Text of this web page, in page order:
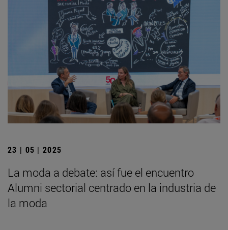
23 | 05 | 2025
La moda a debate: así fue el encuentro
Alumni sectorial centrado en la industria de
la moda